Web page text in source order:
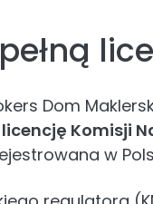
Dom
licencję Komisji
w